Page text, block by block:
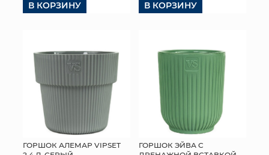
В КОРЗИНУ В КОРЗИНУ
ГОРШОК АЛЕМАР VIPSET
ГОРШОК ЭЙВА С